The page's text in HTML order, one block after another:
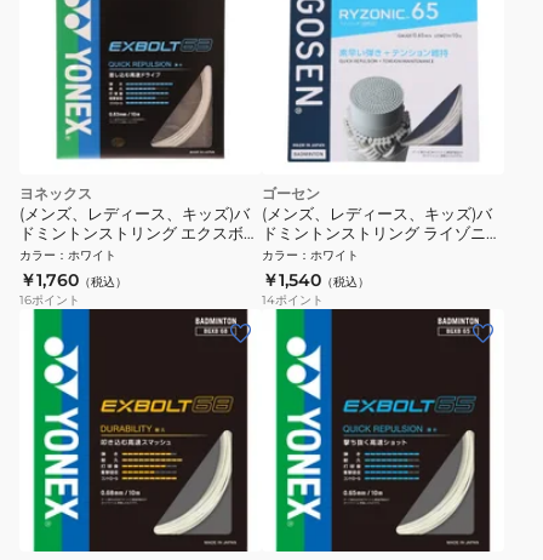
ヨネックス
(メンズ、レディース、キッズ)バ
ドミントンストリング エクスボル
ト63 BGXB63-011
カラー ： ホワイト
￥1,760 （税込）
16ポイント
ゴーセン
(メンズ、レディース、キッズ)バ
ドミントンストリング ライゾニッ
ク65 ホワイト BSRY65WH
カラー ： ホワイト
￥1,540 （税込）
14ポイント